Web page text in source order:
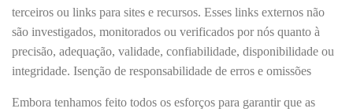
terceiros ou links para sites e recursos. Esses links externos não
são investigados, monitorados ou verificados por nós quanto à
precisão, adequação, validade, confiabilidade, disponibilidade ou
integridade. Isenção de responsabilidade de erros e omissões
Embora tenhamos feito todos os esforços para garantir que as